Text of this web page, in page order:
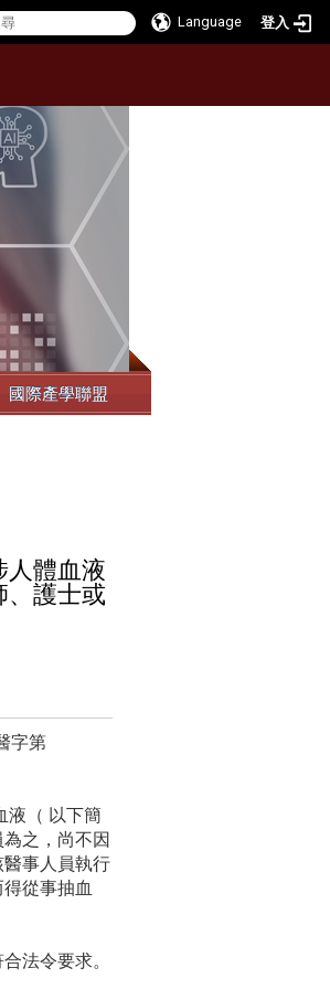
Language 登入
:::
國際產學聯盟
人體血液
、護士或
字第
液（ 以下簡
之，尚不因
事人員執行
從事抽血
法令要求。